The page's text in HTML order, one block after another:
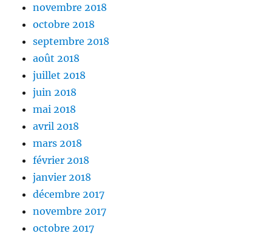
novembre 2018
octobre 2018
septembre 2018
août 2018
juillet 2018
juin 2018
mai 2018
avril 2018
mars 2018
février 2018
janvier 2018
décembre 2017
novembre 2017
octobre 2017